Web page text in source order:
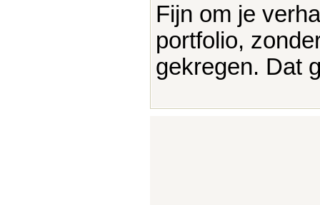
Fijn om je
portfolio,
gekregen. Dat